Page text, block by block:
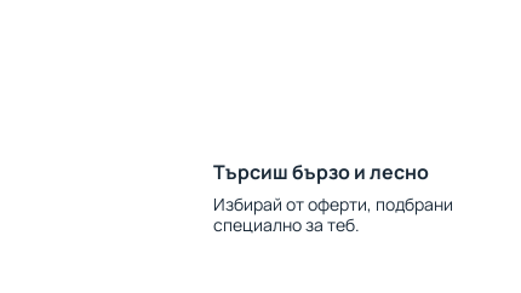
Търсиш бързо и лесно
Избирай от оферти, подбрани
специално за теб.